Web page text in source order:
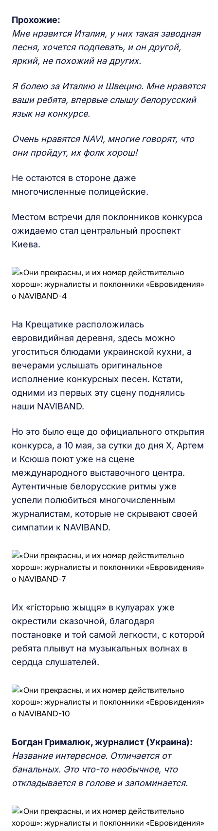
Прохожие:
Мне нравится Италия, у них такая заводная
песня, хочется подпевать, и он другой,
яркий, не похожий на других.
Я болею за Италию и Швецию. Мне нравятся
ваши ребята, впервые слышу белорусский
язык на конкурсе.
Очень нравятся NAVI, многие говорят, что
они пройдут, их фолк хорош!
Не остаются в стороне даже
многочисленные полицейские.
Местом встречи для поклонников конкурса
ожидаемо стал центральный проспект
Киева.
На Крещатике расположилась
евровидийная деревня, здесь можно
угоститься блюдами украинской кухни, а
вечерами услышать оригинальное
исполнение конкурсных песен. Кстати,
одними из первых эту сцену поднялись
наши NAVIBAND.
Но это было еще до официального открытия
конкурса, а 10 мая, за сутки до дня Х, Артем
и Ксюша поют уже на сцене
международного выставочного центра.
Аутентичные белорусские ритмы уже
успели полюбиться многочисленным
журналистам, которые не скрывают своей
симпатии к NAVIBAND.
Их «гісторыю жыцця» в кулуарах уже
окрестили сказочной, благодаря
постановке и той самой легкости, с которой
ребята плывут на музыкальных волнах в
сердца слушателей.
Богдан Грималюк, журналист (Украина):
Название интересное. Отличается от
банальных. Это что-то необычное, что
откладывается в голове и запоминается.